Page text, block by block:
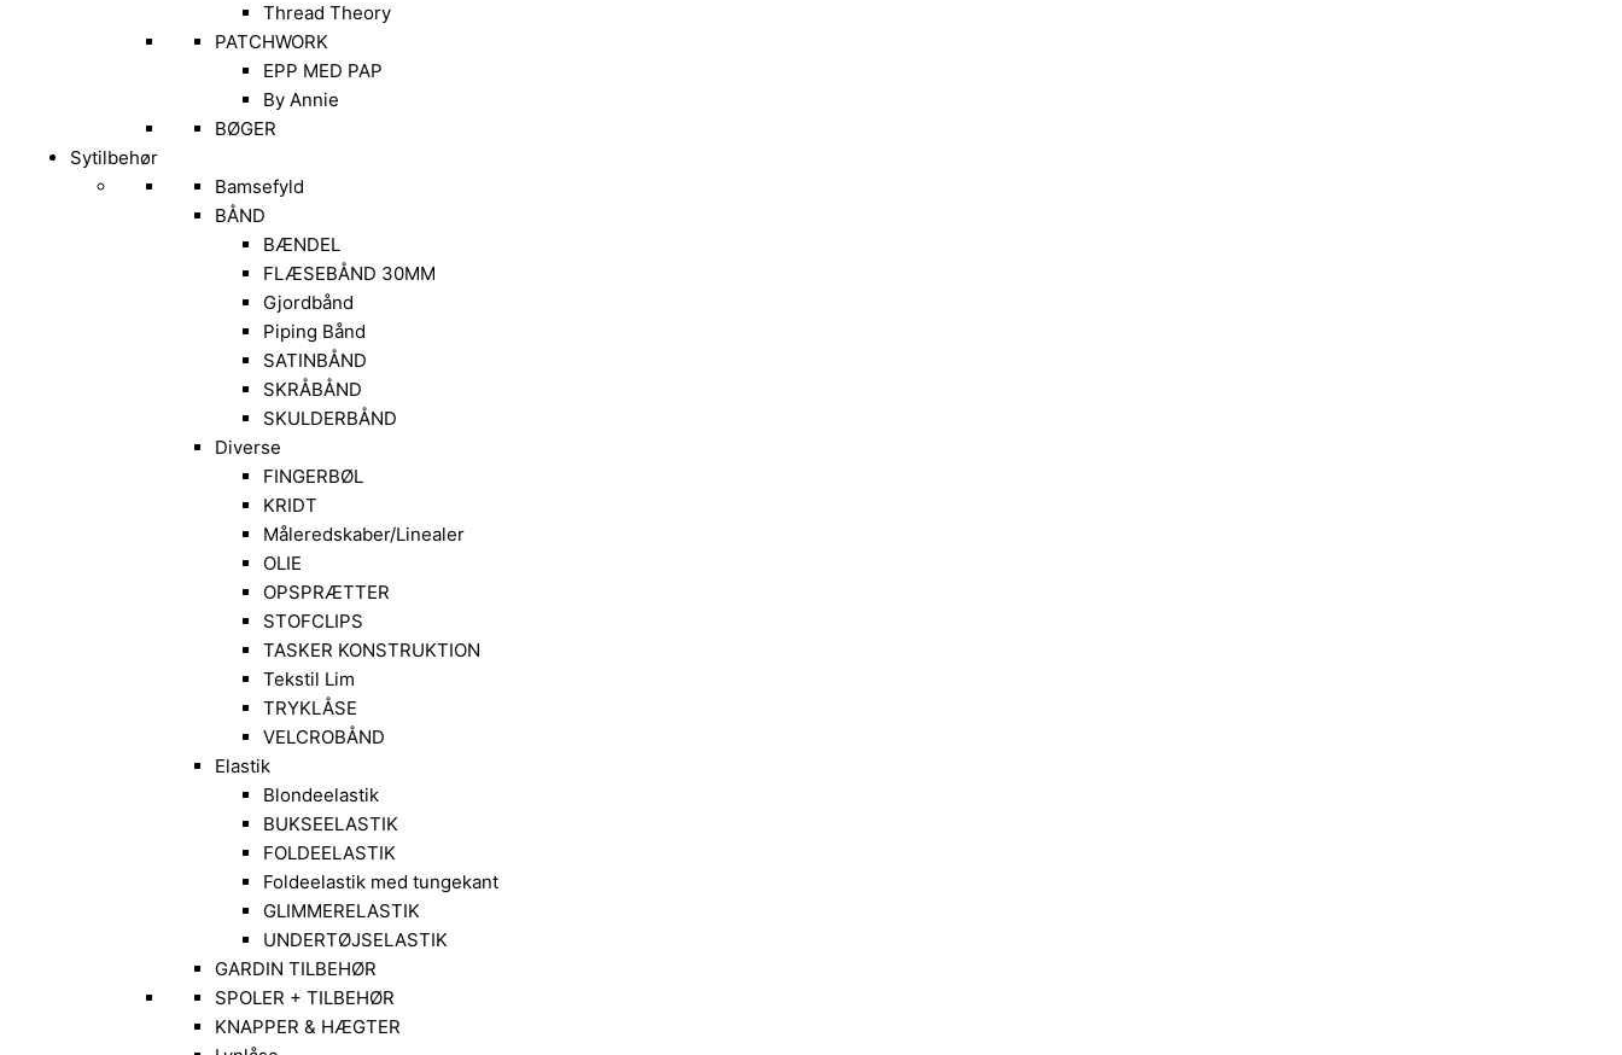
Thread Theory
PATCHWORK
EPP MED PAP
By Annie
BØGER
Sytilbehør
Bamsefyld
BÅND
BÆNDEL
FLÆSEBÅND 30MM
Gjordbånd
Piping Bånd
SATINBÅND
SKRÅBÅND
SKULDERBÅND
Diverse
FINGERBØL
KRIDT
Måleredskaber/Linealer
OLIE
OPSPRÆTTER
STOFCLIPS
TASKER KONSTRUKTION
Tekstil Lim
TRYKLÅSE
VELCROBÅND
Elastik
Blondeelastik
BUKSEELASTIK
FOLDEELASTIK
Foldeelastik med tungekant
GLIMMERELASTIK
UNDERTØJSELASTIK
GARDIN TILBEHØR
SPOLER + TILBEHØR
KNAPPER & HÆGTER